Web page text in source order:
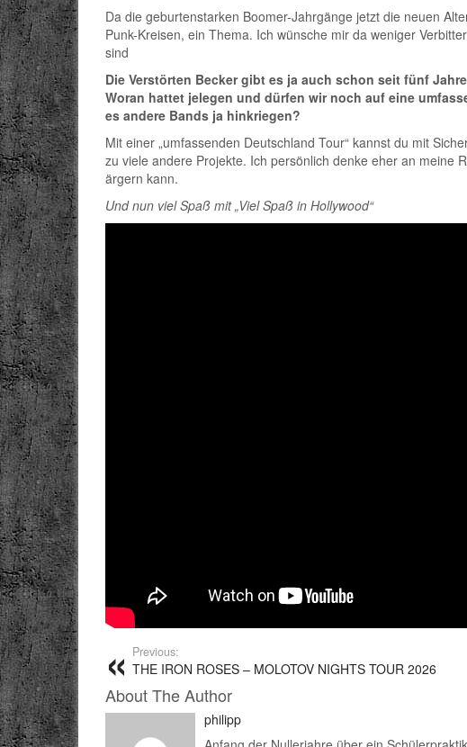
Da die geburtenstarken Boomer-Jahrgänge jetzt die neuen
Punk-Kreisen, ein Thema. Ich wünsche mir da weniger
sind
Die Verstörten Becker gibt es ja auch schon seit fünf
Woran hattet jelegen und dürfen wir noch auf eine
es andere Bands ja hinkriegen?
Mit einer „umfassenden Deutschland Tour“ kannst du mit
zu viele andere Projekte. Ich persönlich denke eher an meine
ärgern kann.
Und nun viel Spaß mit „Viel Spaß in Hollywood“
Previous:
THE IRON ROSES – MOLOTOV NIGHTS TOUR 2026
About The Author
philipp